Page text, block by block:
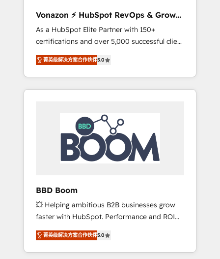
responsiveness, and ongoing support, we
equip your team to adopt new systems with
confidence and achieve a unified, data-
driven approach to customer engagement.
Vonazon ⚡ HubSpot RevOps & Growth
Strategy Experts
As a HubSpot Elite Partner with 150+
certifications and over 5,000 successful client
engagements, Vonazon turns marketing
complexity into measurable, scalable growth.
From onboarding to enterprise-grade
campaigns, our in-house team builds scalable
HubSpot Integration & Optimization •
Seamless CRM, CMS, and automation setup •
Complex platform migrations and data
cleanups • Custom APIs and third-party
integrations 📈 End-to-End Revenue
tools and CRM optimization • Retention
strategies with customer journey mapping 🏅
Elite-Level HubSpot Execution • 750+
onboardings and 2,000+ implementations •
Deep expertise across marketing, sales, and
service hubs • Built-in flexibility for startups
菁英级解决方案合作伙伴5.0
BBD Boom
💥 Helping ambitious B2B businesses grow
faster with HubSpot. Performance and ROI
focused. 💥 BBD Boom is the HubSpot
partner that can help you to HubSpot Better.
We work with your teams to solve all your
菁英级解决方案合作伙伴5.0